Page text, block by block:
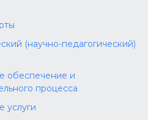
(научно-педагогический)
обеспечение и
процесса
услуги